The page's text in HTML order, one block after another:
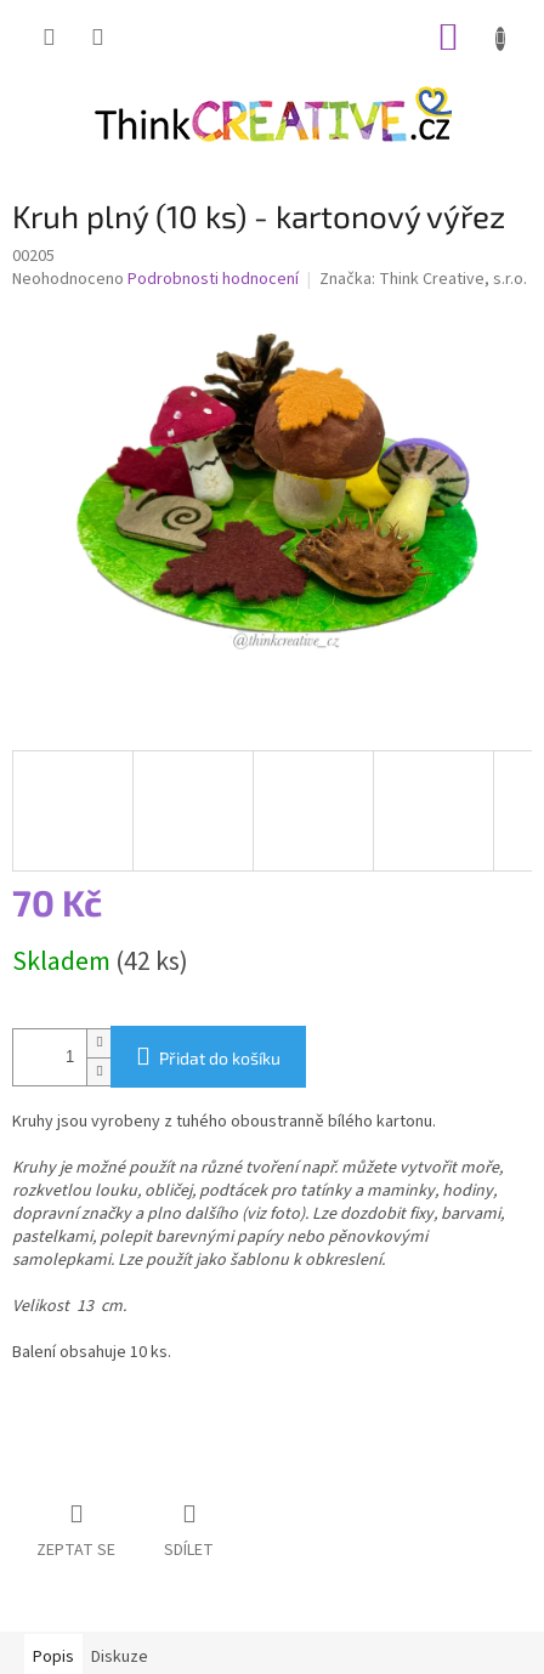
Kruh plný (10 ks) - kartonový výřez
00205
Průměrné
Neohodnoceno Podrobnosti hodnocení Značka: Think Creative, s.r.o.
70 Kč
cena:
Skladem (42 ks)
Přidat do košíku
Kruhy jsou vyrobeny z tuhého oboustranně bílého kartonu.
Kruhy je možné použít na různé tvoření např. můžete vytvořit moře,
rozkvetlou louku, obličej, podtácek pro tatínky a maminky, hodiny,
dopravní značky a plno dalšího (viz foto). Lze dozdobit fixy, barvami,
pastelkami, polepit barevnými papíry nebo pěnovkovými
samolepkami. Lze použít jako šablonu k obkreslení.
Velikost 13 cm.
Balení obsahuje 10 ks.
ZEPTAT SE SDÍLET
Popis Diskuze